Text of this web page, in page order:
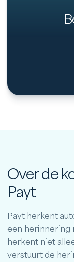
Over de
Payt
Payt herkent
een herinnering
herkent niet
verstuurt de